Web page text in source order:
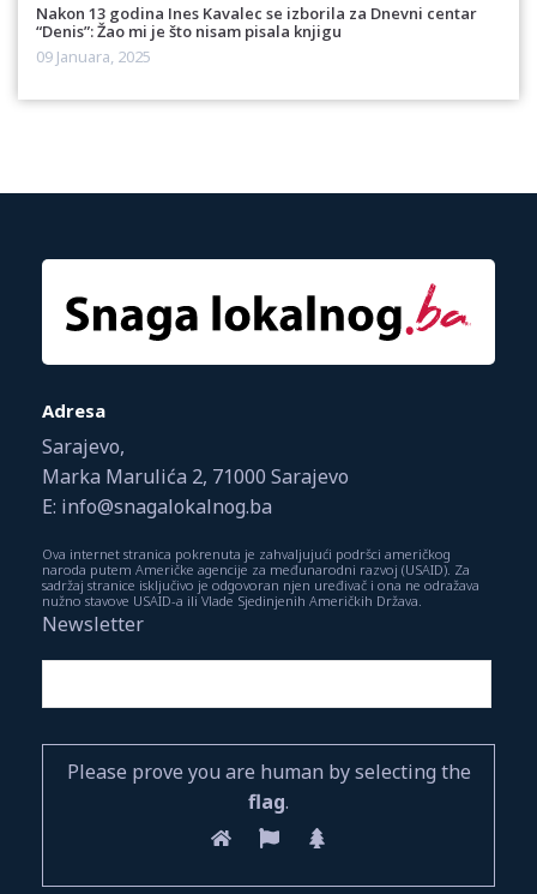
Nakon 13 godina Ines Kavalec se izborila za Dnevni centar
“Denis”: Žao mi je što nisam pisala knjigu
09 Januara, 2025
Adresa
Sarajevo,
Marka Marulića 2, 71000 Sarajevo
E: info@snagalokalnog.ba
Ova internet stranica pokrenuta je zahvaljujući podršci američkog
naroda putem Američke agencije za međunarodni razvoj (USAID). Za
sadržaj stranice isključivo je odgovoran njen uređivač i ona ne odražava
nužno stavove USAID-a ili Vlade Sjedinjenih Američkih Država.
Newsletter
Please prove you are human by selecting the
flag.